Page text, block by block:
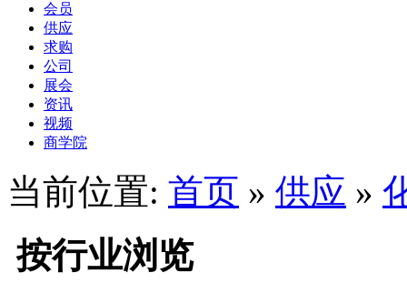
会员
供应
求购
公司
展会
资讯
视频
商学院
当前位置: 首页 » 供应 »
按行业浏览